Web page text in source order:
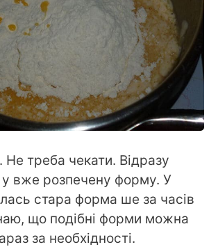
Не треба чекати. Відразу
вже розпечену форму. У
стара форма ше за часів
що подібні форми можна
за необхідності.